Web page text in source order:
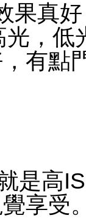
果真
，低
有點
是高
享受